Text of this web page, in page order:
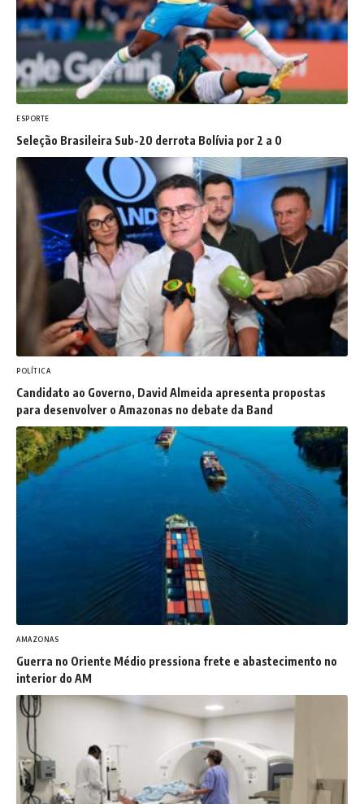
ESPORTE
Seleção Brasileira Sub-20 derrota Bolívia por 2 a 0
POLÍTICA
Candidato ao Governo, David Almeida apresenta propostas
para desenvolver o Amazonas no debate da Band
AMAZONAS
Guerra no Oriente Médio pressiona frete e abastecimento no
interior do AM